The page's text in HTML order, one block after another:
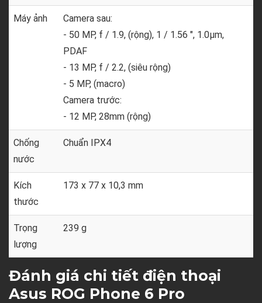
Máy ảnh
Camera sau:
- 50 MP, f / 1.9, (rộng), 1 / 1.56 ", 1.0µm,
PDAF
- 13 MP, f / 2.2, (siêu rộng)
- 5 MP, (macro)
Camera trước:
- 12 MP, 28mm (rộng)
Chống
nước
Chuẩn IPX4
Kích
thước
173 x 77 x 10,3 mm
Trọng
lượng
239 g
Đánh giá chi tiết điện thoại
Asus ROG Phone 6 Pro